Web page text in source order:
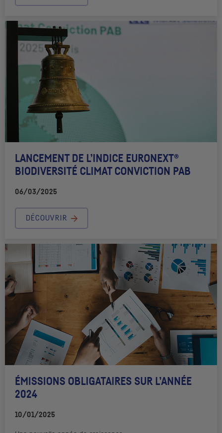
LANCEMENT DE L’INDICE EURONEXT®
BIODIVERSITÉ CLIMAT CONVICTION PAB
06/03/2025
DÉCOUVRIR
ÉMISSIONS OBLIGATAIRES SUR L’ANNÉE
2024
10/01/2025